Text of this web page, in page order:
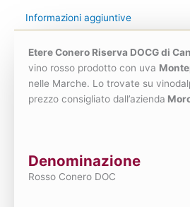
Informazioni aggiuntive
Etere Conero Riserva DOCG di
vino rosso prodotto con uva
nelle Marche. Lo trovate su
prezzo consigliato dall’azienda
Denominazione
Rosso Conero DOC